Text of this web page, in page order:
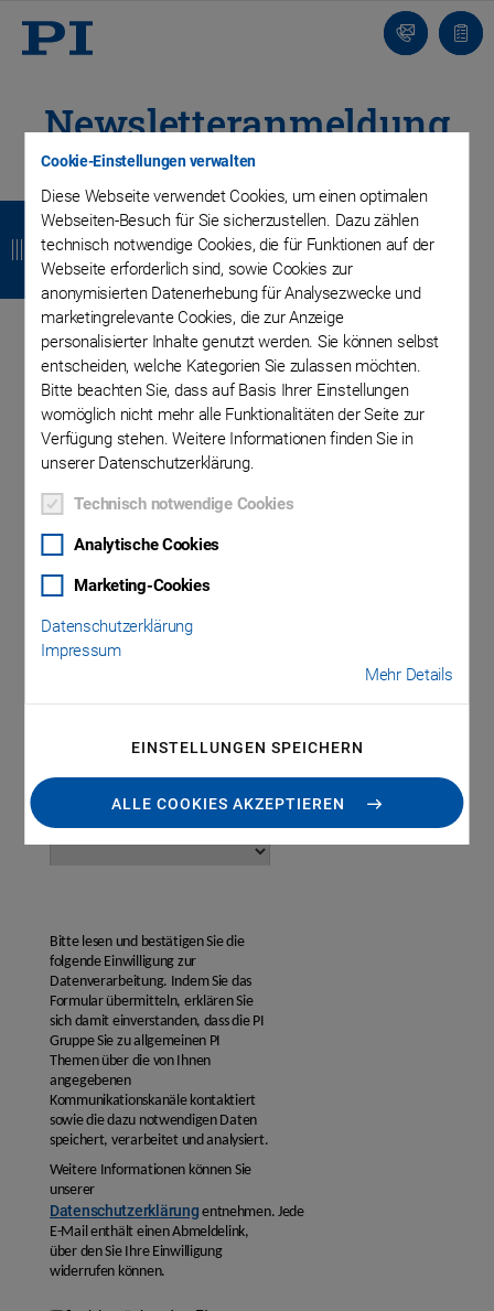
Cookie-Einstellungen verwalten
Diese Webseite verwendet Cookies, um einen optimalen
Webseiten-Besuch für Sie sicherzustellen. Dazu zählen
technisch notwendige Cookies, die für Funktionen auf der
Webseite erforderlich sind, sowie Cookies zur
anonymisierten Datenerhebung für Analysezwecke und
marketingrelevante Cookies, die zur Anzeige
personalisierter Inhalte genutzt werden. Sie können selbst
entscheiden, welche Kategorien Sie zulassen möchten.
Bitte beachten Sie, dass auf Basis Ihrer Einstellungen
womöglich nicht mehr alle Funktionalitäten der Seite zur
Verfügung stehen. Weitere Informationen finden Sie in
unserer Datenschutzerklärung.
Technisch notwendige Cookies
Analytische Cookies
Marketing-Cookies
Datenschutzerklärung
Impressum
Mehr Details
EINSTELLUNGEN SPEICHERN
ALLE COOKIES AKZEPTIEREN
Kontakt
Newsletteranmeldung
Melden Sie sich zu unserem PI Ceramic Newsletter
an, um neueste Informationen aus dem Bereich der
Piezotechnologie zu erhalten
Akademischer Titel
Anrede
Vorname *
Unternehmen / Institut
Bitte lesen und bestätigen Sie die
folgende Einwilligung zur
Datenverarbeitung. Indem Sie das
Formular übermitteln, erklären Sie
sich damit einverstanden, dass die PI
Gruppe Sie zu allgemeinen PI
Themen über die von Ihnen
angegebenen
Kommunikationskanäle kontaktiert
sowie die dazu notwendigen Daten
speichert, verarbeitet und analysiert.
Weitere Informationen können Sie
unserer
Datenschutzerklärung entnehmen. Jede
E-Mail enthält einen Abmeldelink,
über den Sie Ihre Einwilligung
widerrufen können.
Z
u
r
ü
c
k
Z
u
r
ü
c
k
Z
u
r
ü
c
k
Z
u
r
ü
c
k